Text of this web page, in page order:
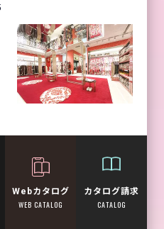
Webカタログ
WEB CATALOG
カタログ請求
CATALOG